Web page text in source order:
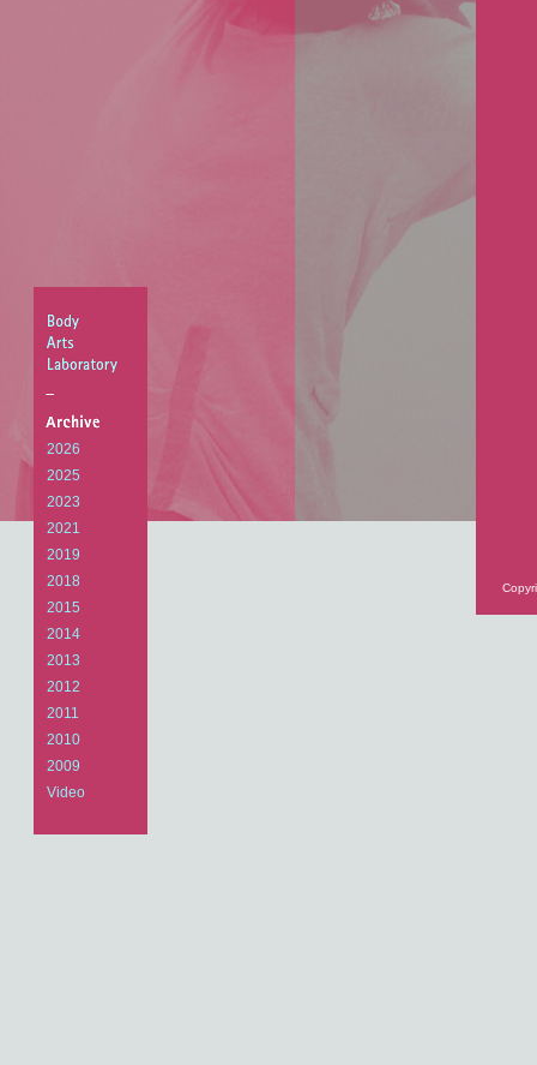
Body
Arts
Laboratory
2026
2025
2023
2021
2019
2018
2015
2014
2013
2012
2011
2010
2009
Video